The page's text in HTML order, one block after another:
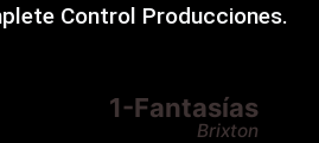
Control Producciones.
1-Fantasías
Brixton